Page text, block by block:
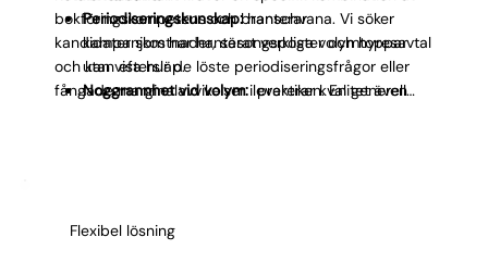
Periodiseringskunskap:hanterar
kampanjkostnader, säsongsposter och hyresavtal
utan eftersläp.
Noggrannhet vid volym:levererar kvalitet även
Kulturmatchning:
bokföringskompetens och branschvana. Vi söker
kandidater som har hanterat verkliga volymtoppar
och kan visa hur de löste periodiseringsfrågor eller
fångade marginalavvikelser i praktiken. En generell
Flexibel lösning